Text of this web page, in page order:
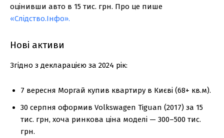
оцінивши авто в 15 тис. грн. Про це пише
«Слідство.Інфо».
Нові активи
Згідно з декларацією за 2024 рік:
7 вересня Моргай купив квартиру в Києві (68+ кв.м).
30 серпня оформив Volkswagen Tiguan (2017) за 15
тис. грн, хоча ринкова ціна моделі — 300–500 тис.
грн.